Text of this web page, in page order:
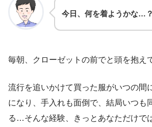
今日、何を着ようかな…？
毎朝、クローゼットの前でと頭を抱え
流行を追いかけて買った服がいつの間
になり、手入れも面倒で、結局いつも
る…そんな経験、きっとあなただけで